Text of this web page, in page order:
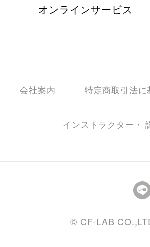
オンラインサービス
会社案内 特定商取引法に
インストラクター・
© CF-LAB